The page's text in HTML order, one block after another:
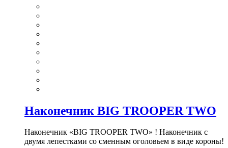
Наконечник BIG TROOPER TWO
Наконечник «BIG TROOPER TWO» ! Наконечник с
двумя лепестками со сменным оголовьем в виде короны!